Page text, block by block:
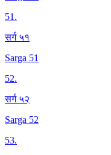
51.
सर्ग ५१
Sarga 51
52.
सर्ग ५२
Sarga 52
53.